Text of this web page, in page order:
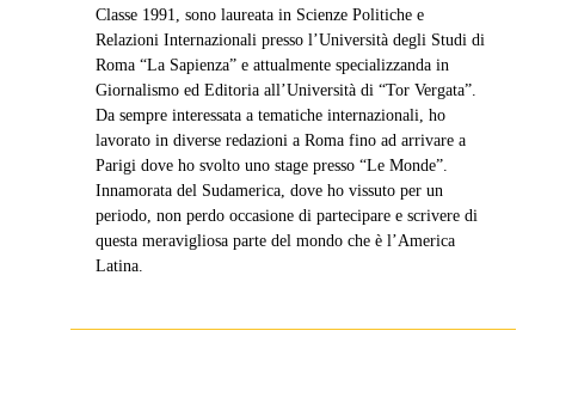
Classe 1991, sono laureata in Scienze Politiche e
Relazioni Internazionali presso l’Università degli Studi di
Roma “La Sapienza” e attualmente specializzanda in
Giornalismo ed Editoria all’Università di “Tor Vergata”.
Da sempre interessata a tematiche internazionali, ho
lavorato in diverse redazioni a Roma fino ad arrivare a
Parigi dove ho svolto uno stage presso “Le Monde”.
Innamorata del Sudamerica, dove ho vissuto per un
periodo, non perdo occasione di partecipare e scrivere di
questa meravigliosa parte del mondo che è l’America
Latina.